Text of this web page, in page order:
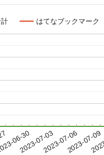
はてなブックマーク
06-30
2023-07-032023-07-062023-07-09